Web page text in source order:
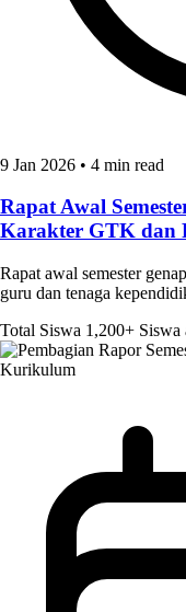
9 Jan 2026 • 4 min read
Rapat Awal
Karakter GTK dan
Rapat awal semester
guru dan tenaga
Total Siswa 1,200+ Siswa
Kurikulum